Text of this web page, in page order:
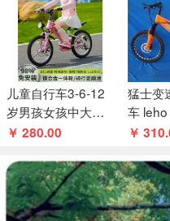
儿童自行车3-6-12
岁男孩女孩中大童
山地车小学生脚踏
￥ 280.00
猛士变
车
行车 铝
￥